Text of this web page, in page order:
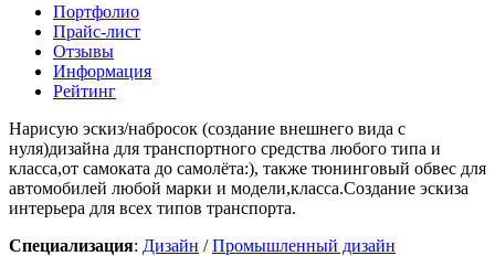
Портфолио
Прайс-лист
Отзывы
Информация
Рейтинг
Нарисую эскиз/набросок (создание внешнего вида с
нуля)дизайна для транспортного средства любого типа и
класса,от самоката до самолёта:), также тюнинговый обвес для
автомобилей любой марки и модели,класса.Создание эскиза
интерьера для всех типов транспорта.
Специализация: Дизайн /Промышленный дизайн